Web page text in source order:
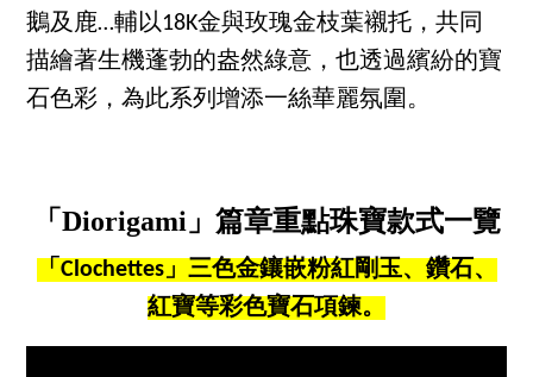
鵝及鹿…輔以18K金與玫瑰金枝葉襯托，共同
描繪著生機蓬勃的盎然綠意，也透過繽紛的寶
石色彩，為此系列增添一絲華麗氛圍。
「Diorigami」篇章重點珠寶款式一覽
「Clochettes」三色金鑲嵌粉紅剛玉、鑽石、
紅寶等彩色寶石項鍊。